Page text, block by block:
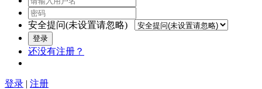
安全提问(未设置请忽略)
登录
还没有注册？
登录 | 注册